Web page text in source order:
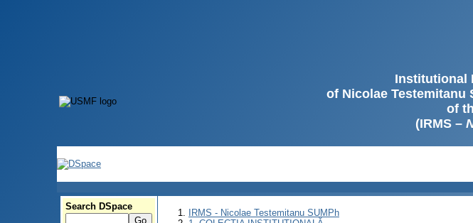
Institutional
of Nicolae Testemitanu
of
(IRMS –
Search DSpace
IRMS - Nicolae Testemitanu SUMPh